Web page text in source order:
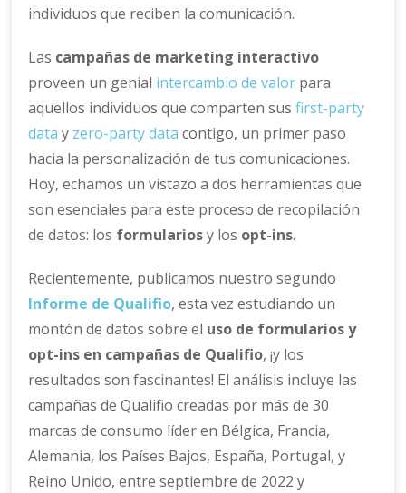
individuos que reciben la comunicación.
Las campañas de marketing interactivo
proveen un genial intercambio de valor para
aquellos individuos que comparten susfirst-party
data y zero-party data contigo, un primer paso
hacia la personalización de tus comunicaciones.
Hoy, echamos un vistazo a dos herramientas que
son esenciales para este proceso de recopilación
de datos: los formulariosy los opt-ins.
Recientemente, publicamos nuestro segundo
Informe de Qualifio, esta vez estudiando un
montón de datos sobre el uso de formularios y
opt-ins en campañas de Qualifio, ¡y los
resultados son fascinantes! El análisis incluye las
campañas de Qualifio creadas por más de 30
marcas de consumo líder en Bélgica, Francia,
Alemania, los Países Bajos, España, Portugal, y
Reino Unido, entre septiembre de 2022 y